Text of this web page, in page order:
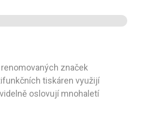
značek
tiskáren využijí
oslovují mnohaletí